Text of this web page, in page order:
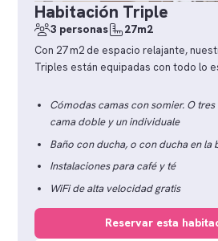
Habitación Triple
3 personas 27m2
Con 27 m2 de espacio relajante,
Triples están equipadas con todo lo
Cómodas camas con somier. O
cama doble y un individuale
Baño con ducha, o con ducha en la
Instalaciones para café y té
WiFi de alta velocidad gratis
Reservar esta